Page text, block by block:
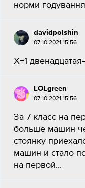
норми
davidpolshin
07.10.2021 15:56
X+1
LOLgreen
07.10.2021 15:56
За 7 класс на
больше машин
стоянку
машин и стало
на первой...